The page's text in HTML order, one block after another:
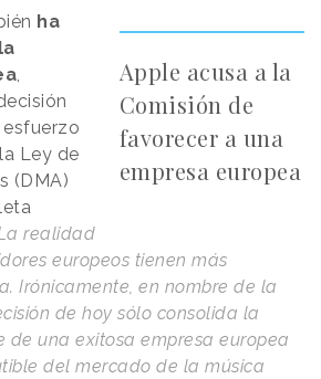
Apple acusa a la
Comisión de
favorecer a una
empresa europea
ha
,
Ley de
(DMA)
realidad
europeos tienen más
Irónicamente, en nombre de la
de hoy sólo consolida la
de una exitosa empresa europea
del mercado de la música